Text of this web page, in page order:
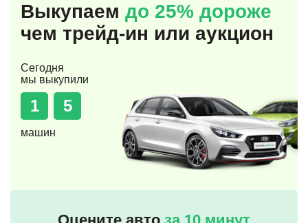
Выкупаем до 25% дороже
чем трейд-ин или аукцион
Сегодня
мы выкупили
1 5
машин